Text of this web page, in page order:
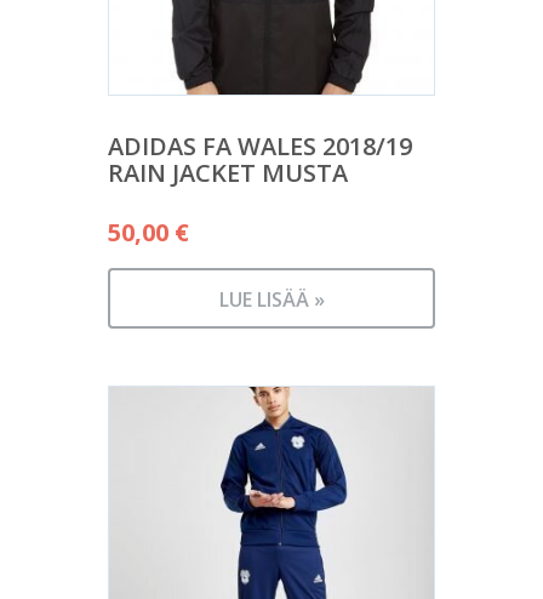
ADIDAS FA WALES 2018/19
RAIN JACKET MUSTA
50,00 €
LUE LISÄÄ »